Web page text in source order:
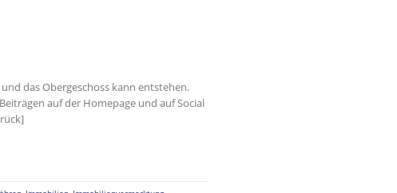
das Obergeschoss kann entstehen.
auf der Homepage und auf Social